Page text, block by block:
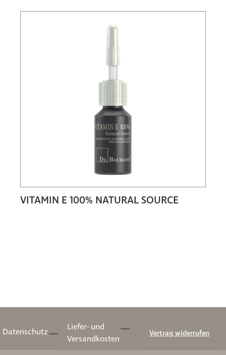
VITAMIN E 100% NATURAL SOURCE
Datenschutz
Liefer- und
Versandkosten
Vertrag widerrufen